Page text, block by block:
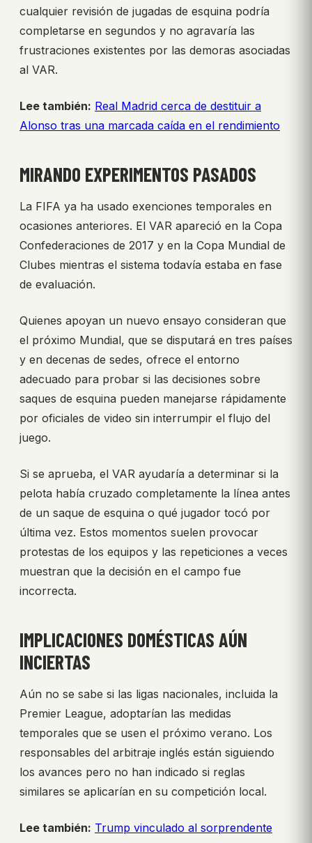
cualquier revisión de jugadas de esquina podría
completarse en segundos y no agravaría las
frustraciones existentes por las demoras asociadas
al VAR.
Lee también: Real Madrid cerca de destituir a
Alonso tras una marcada caída en el rendimiento
MIRANDO EXPERIMENTOS PASADOS
La FIFA ya ha usado exenciones temporales en
ocasiones anteriores. El VAR apareció en la Copa
Confederaciones de 2017 y en la Copa Mundial de
Clubes mientras el sistema todavía estaba en fase
de evaluación.
Quienes apoyan un nuevo ensayo consideran que
el próximo Mundial, que se disputará en tres países
y en decenas de sedes, ofrece el entorno
adecuado para probar si las decisiones sobre
saques de esquina pueden manejarse rápidamente
por oficiales de video sin interrumpir el flujo del
juego.
Si se aprueba, el VAR ayudaría a determinar si la
pelota había cruzado completamente la línea antes
de un saque de esquina o qué jugador tocó por
última vez. Estos momentos suelen provocar
protestas de los equipos y las repeticiones a veces
muestran que la decisión en el campo fue
incorrecta.
IMPLICACIONES DOMÉSTICAS AÚN
INCIERTAS
Aún no se sabe si las ligas nacionales, incluida la
Premier League, adoptarían las medidas
temporales que se usen el próximo verano. Los
responsables del arbitraje inglés están siguiendo
los avances pero no han indicado si reglas
similares se aplicarían en su competición local.
Lee también: Trump vinculado al sorprendente